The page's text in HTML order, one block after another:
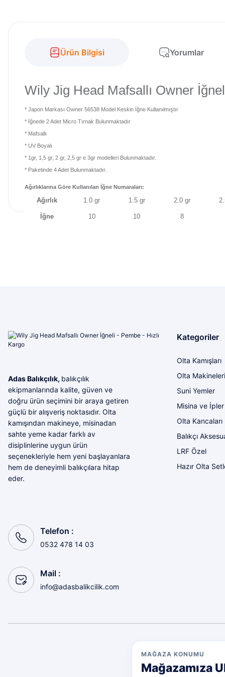
Ürün Bilgisi Yorumlar
Wily Jig Head Mafsallı Owner
* Japon Markası Owner 56538 Model Keskin İğne Kullanılmıştır
* İğnede 2 Adet Micro Tırnak Bulunmaktadır
* Mafsallı
* UV Boyalı
* 1gr, 1,5 gr, 2 gr, 2,5 gr e 3gr modelleri Bulunmaktadır.
* Paketinde 4 Adet Bulunmaktadır.
Ağırlıklarına Göre Kullanılan İğne Numaraları:
Ağırlık 1.0 gr 1.5 gr 2.0 gr
İğne 10 10 8
Adas Balıkçılık, balıkçılık
ekipmanlarında kalite, güven ve
doğru ürün seçimini bir araya getiren
güçlü bir alışveriş noktasıdır. Olta
kamışından makineye, misinadan
sahte yeme kadar farklı av
disiplinlerine uygun ürün
seçenekleriyle hem yeni başlayanlara
hem de deneyimli balıkçılara hitap
eder.
Telefon :
0532 478 14 03
Mail :
info@adasbalikcilik.com
Kategoriler
Olta Kamışları
Olta Makineleri
Suni Yemler
Misina ve İpler
Olta Kancaları
Balıkçı
LRF Özel
Hazır Olta
MAĞAZA KONUMU
Mağazamıza